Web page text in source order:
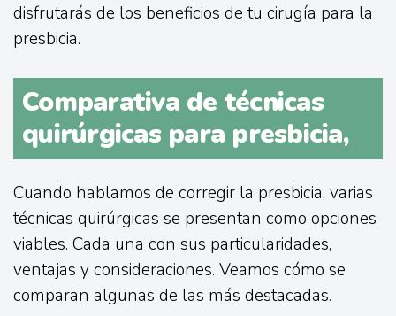
disfrutarás de los beneficios de tu cirugía para la
presbicia.
Comparativa de técnicas
quirúrgicas para presbicia,
Cuando hablamos de corregir la presbicia, varias
técnicas quirúrgicas se presentan como opciones
viables. Cada una con sus particularidades,
ventajas y consideraciones. Veamos cómo se
comparan algunas de las más destacadas.